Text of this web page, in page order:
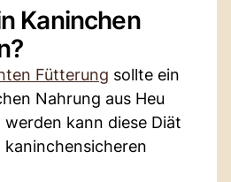
Kaninchen
Fütterung sollte ein
Nahrung aus Heu
kann diese Diät